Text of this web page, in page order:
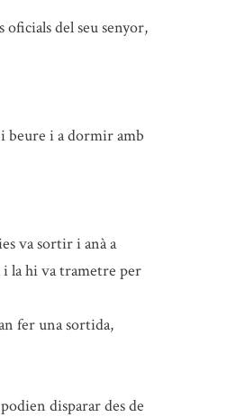
oficials del seu senyor,
i beure i a dormir amb
va sortir i anà a
i la hi va trametre per
fer una sortida,
disparar des de